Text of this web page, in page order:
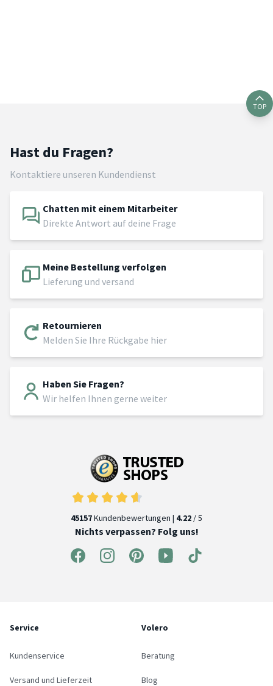
TOP
Hast du Fragen?
Kontaktiere unseren Kundendienst
Chatten mit einem Mitarbeiter
Direkte Antwort auf deine Frage
Meine Bestellung verfolgen
Lieferung und versand
Retournieren
Melden Sie Ihre Rückgabe hier
Haben Sie Fragen?
Wir helfen Ihnen gerne weiter
45157Kundenbewertungen | 4.22 / 5
Nichts verpassen? Folg uns!
Service
Kundenservice
Versand und Lieferzeit
Volero
Beratung
Blog